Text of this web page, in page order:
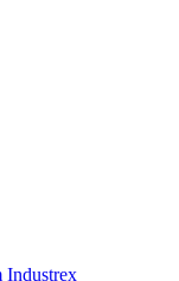
Industrex